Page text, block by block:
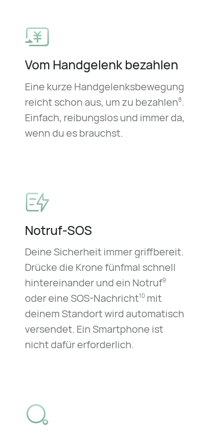
Vom Handgelenk bezahlen
Eine kurze Handgelenksbewegung
reicht schon aus, um zu bezahlen8.
Einfach, reibungslos und immer da,
wenn du es brauchst.
Notruf-SOS
Deine Sicherheit immer griffbereit.
Drücke die Krone fünfmal schnell
hintereinander und ein Notruf9
oder eine SOS-Nachricht10mit
deinem Standort wird automatisch
versendet. Ein Smartphone ist
nicht dafür erforderlich.